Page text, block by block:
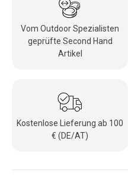
Vom Outdoor Spezialisten
geprüfte Second Hand
Artikel
Kostenlose Lieferung ab 100
€ (DE/AT)